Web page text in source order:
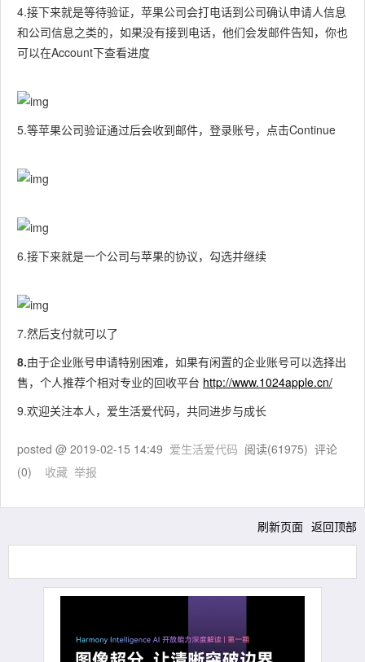
4.接下来就是等待验证，苹果公司会打电话到公司确认申请人信息
和公司信息之类的，如果没有接到电话，他们会发邮件告知，你也
可以在Account下查看进度
5.等苹果公司验证通过后会收到邮件，登录账号，点击Continue
6.接下来就是一个公司与苹果的协议，勾选并继续
7.然后支付就可以了
8.由于企业账号申请特别困难，如果有闲置的企业账号可以选择出
售，个人推荐个相对专业的回收平台 http://www.1024apple.cn/
9.欢迎关注本人，爱生活爱代码，共同进步与成长
posted @ 2019-02-15 14:49 爱生活爱代码 阅读(61975) 评论
(0) 收藏 举报
刷新页面 返回顶部